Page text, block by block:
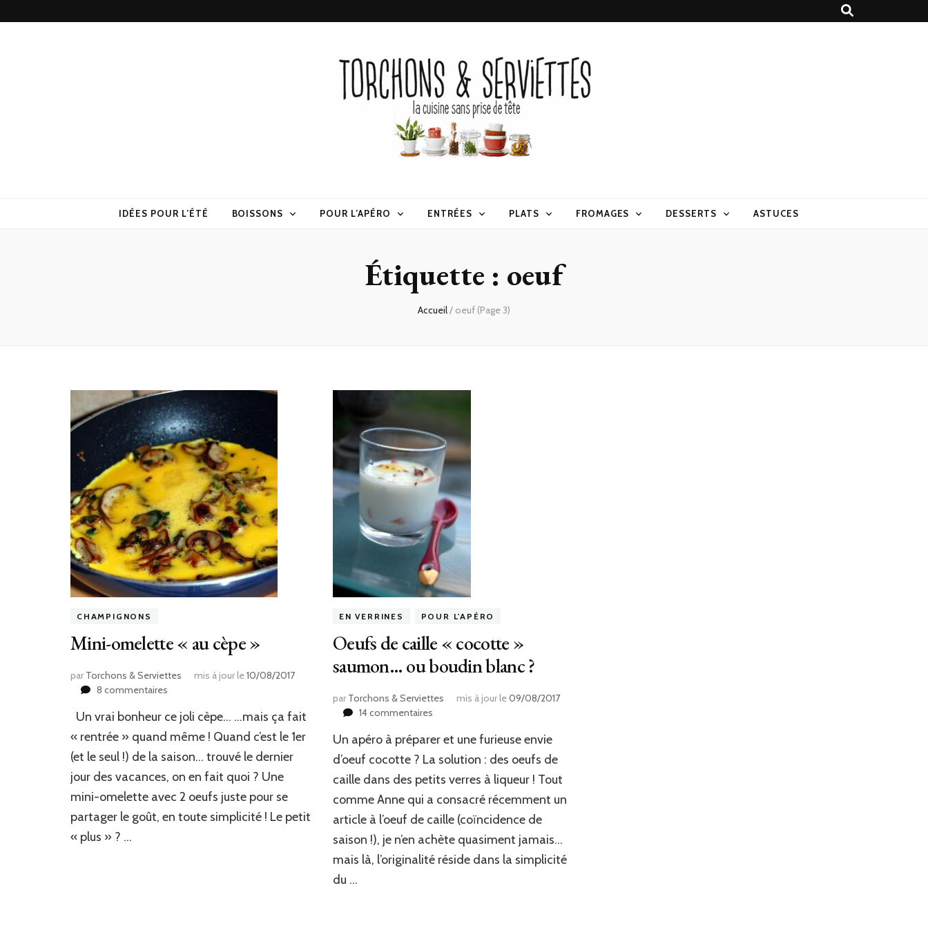
IDÉES POUR L’ÉTÉ BOISSONS POUR L’APÉRO ENTRÉES PLATS FROMAGES DESSERTS ASTUCES
Étiquette : oeuf
Accueil/ oeuf (Page 3)
CHAMPIGNONS
Mini-omelette « au cèpe »
par Torchons & Serviettes mis à jour le10/08/2017
8 commentaires
omelette
« au
Un vrai bonheur ce joli cèpe… …mais ça fait
« rentrée » quand même ! Quand c’est le 1er
(et le seul !) de la saison… trouvé le dernier
jour des vacances, on en fait quoi ? Une
mini-omelette avec 2 oeufs juste pour se
partager le goût, en toute simplicité ! Le petit
« plus » ? …
EN VERRINES POUR L'APÉRO
Oeufs de caille « cocotte »
saumon… ou boudin blanc ?
par Torchons & Serviettes mis à jour le09/08/2017
14 commentairessur
de
caille
saumon…
ou
boudin
blanc
?
Un apéro à préparer et une furieuse envie
d’oeuf cocotte ? La solution : des oeufs de
caille dans des petits verres à liqueur ! Tout
comme Anne qui a consacré récemment un
article à l’oeuf de caille (coïncidence de
saison !), je n’en achète quasiment jamais…
mais là, l’originalité réside dans la simplicité
du …